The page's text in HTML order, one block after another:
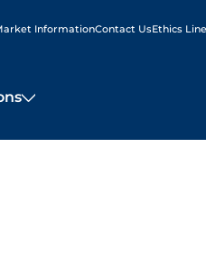
InformationContact UsEthics Line